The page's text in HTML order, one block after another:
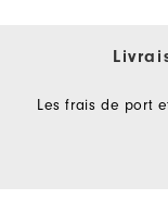
Les frais de port